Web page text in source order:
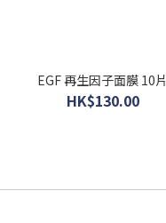
EGF 再生因子面膜 10片
HK$130.00